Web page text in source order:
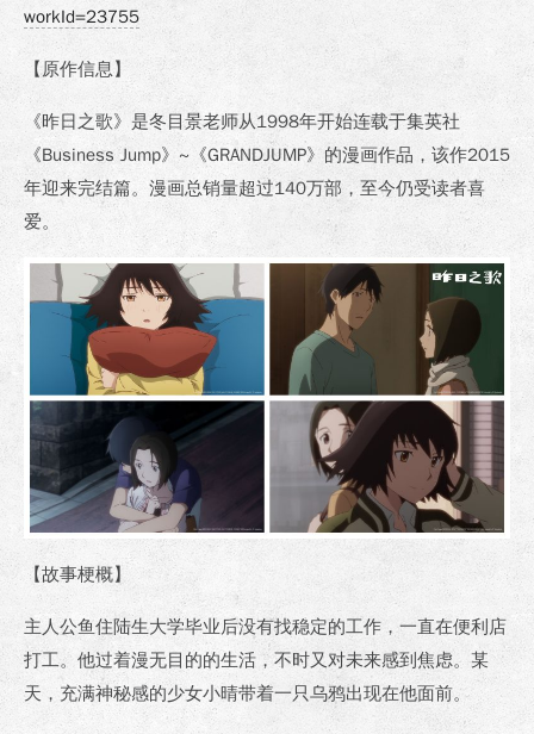
workId=23755
【原作信息】
《昨日之歌》是冬目景老师从1998年开始连载于集英社
《Business Jump》~《GRANDJUMP》的漫画作品，该作2015
年迎来完结篇。漫画总销量超过140万部，至今仍受读者喜
爱。
【故事梗概】
主人公鱼住陆生大学毕业后没有找稳定的工作，一直在便利店
打工。他过着漫无目的的生活，不时又对未来感到焦虑。某
天，充满神秘感的少女小晴带着一只乌鸦出现在他面前。